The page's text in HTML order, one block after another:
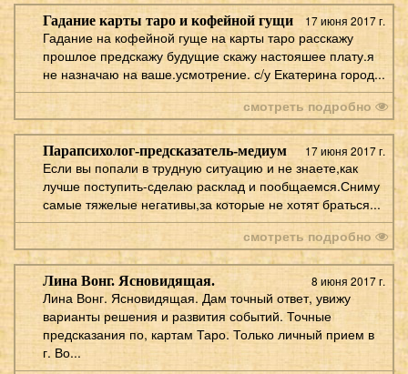
17 июня 2017 г.
Гадание карты таро и кофейной гущи
Гадание на кофейной гуще на карты таро расскажу
прошлое предскажу будущие скажу настояшее плату.я
не назначаю на ваше.усмотрение. с/у Екатерина город...
смотреть подробно
17 июня 2017 г.
Парапсихолог-предсказатель-медиум
Если вы попали в трудную ситуацию и не знаете,как
лучше поступить-сделаю расклад и пообщаемся.Сниму
самые тяжелые негативы,за которые не хотят браться...
смотреть подробно
8 июня 2017 г.
Лина Вонг. Ясновидящая.
Лина Вонг. Ясновидящая. Дам точный ответ, увижу
варианты решения и развития событий. Точные
предсказания по, картам Таро. Только личный прием в
г. Во...